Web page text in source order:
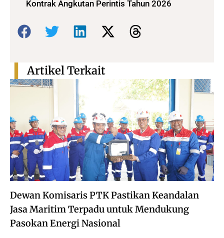
Kontrak Angkutan Perintis Tahun 2026
Bagikan:
Dewan Komisaris PTK Pastikan Keandalan
Jasa Maritim Terpadu untuk Mendukung
Pasokan Energi Nasional
Artikel Terkait